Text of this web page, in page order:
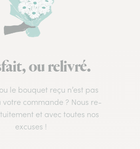
ou relivré.
le bouquet reçu n’est pas
votre commande ? Nous re-
et avec toutes nos
excuses !